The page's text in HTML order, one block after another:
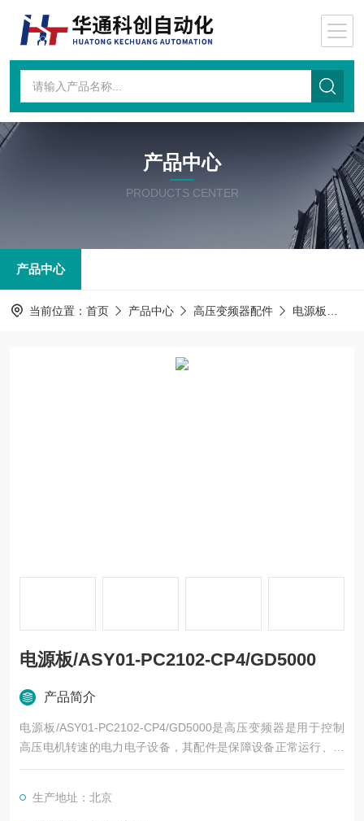
产品中心
PRODUCTS CENTER
产品中心
当前位置： 首页 产品中心 高压变频器配件 电源板
电源板/ASY01-PC2102-CP4/GD5000
产品简介
电源板/ASY01-PC2102-CP4/GD5000是高压变频器是用于控制
高压电机转速的电力电子设备，其配件是保障设备正常运行、实
现功能扩展及维护维修的重要组成部分。这些配件种类繁多，涵
生产地址：北京